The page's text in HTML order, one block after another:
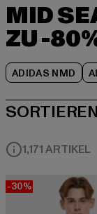
MID
ZU -
ADIDAS NMD
SORTIEREN
NEUESTE
1,171 ARTIKEL
-30%